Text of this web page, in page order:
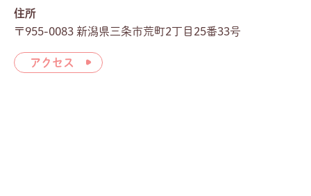
住所
〒955-0083 新潟県三条市荒町2丁目25番33号
アクセス